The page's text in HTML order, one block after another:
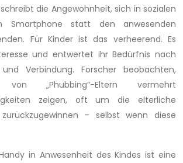
die Angewohnheit, sich in sozialen
Smartphone statt den anwesenden
Für Kinder ist das verheerend. Es
und entwertet ihr Bedürfnis nach
Verbindung. Forscher beobachten,
„Phubbing“-Eltern vermehrt
zeigen, oft um die elterliche
– selbst wenn diese
in Anwesenheit des Kindes ist eine